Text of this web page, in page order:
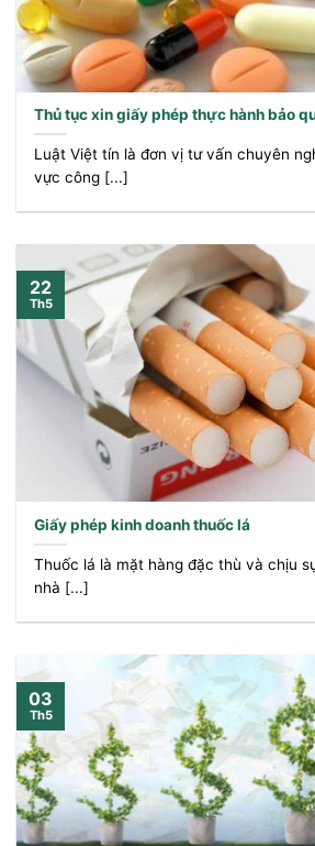
Thủ tục xin giấy phép thực hành bảo
Luật Việt tín là đơn vị tư vấn chuyên
vực công [...]
Giấy phép kinh doanh thuốc lá
Thuốc lá là mặt hàng đặc thù và chịu
nhà [...]
22
Th5
03
Th5